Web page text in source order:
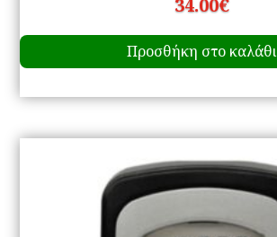
34.00€
Προσθήκη στο καλάθι